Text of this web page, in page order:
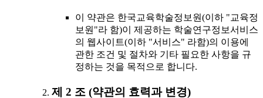
이 약관은 한국교육학술정보원(이하 "교육정
보원"라 함)이 제공하는 학술연구정보서비스
의 웹사이트(이하 "서비스" 라함)의 이용에
관한 조건 및 절차와 기타 필요한 사항을 규
정하는 것을 목적으로 합니다.
제 2 조 (약관의 효력과 변경)